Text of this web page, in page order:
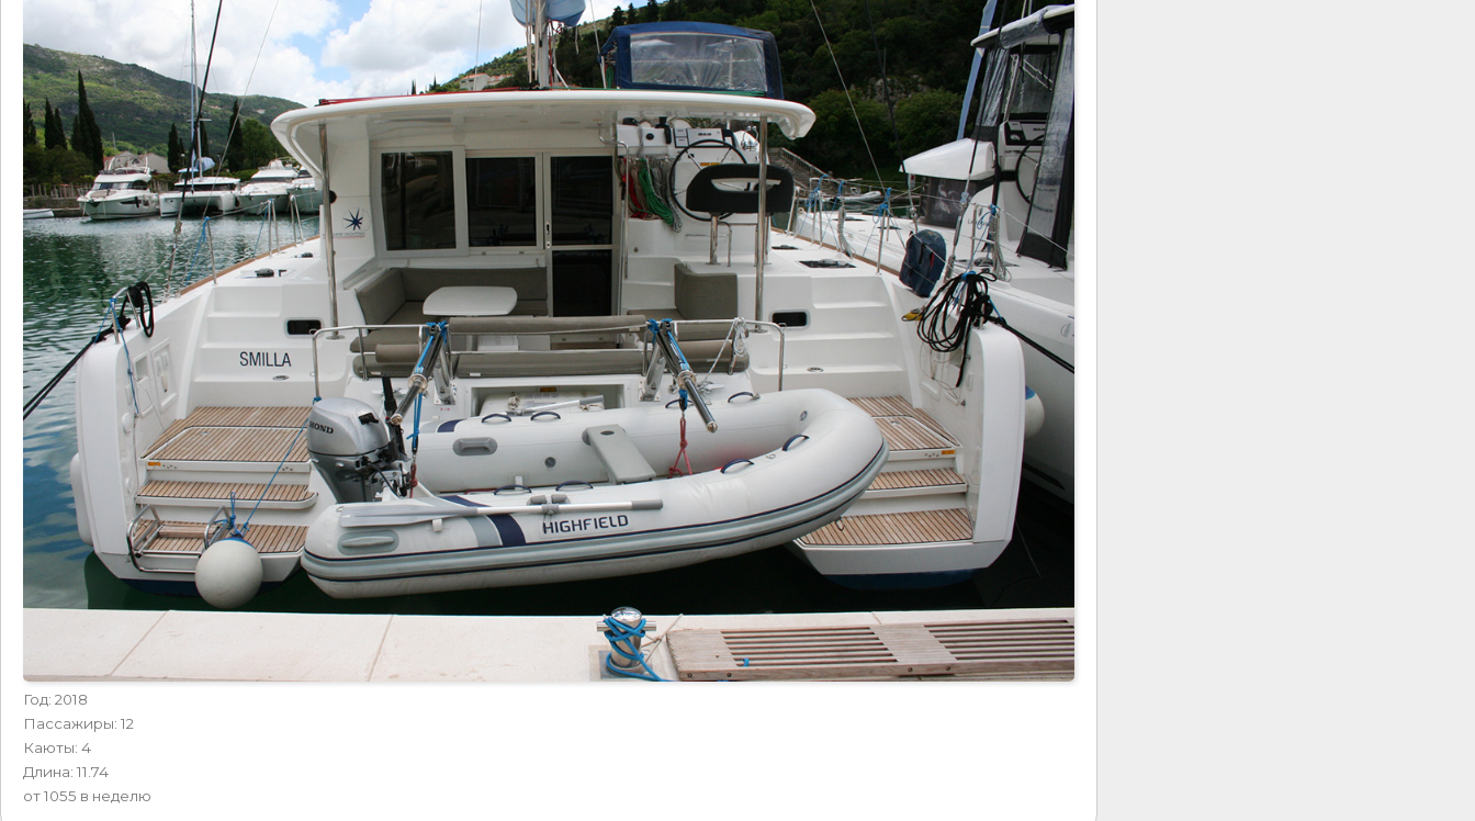
Год: 2018
Пассажиры: 12
Каюты: 4
Длина: 11.74
от 1055 в неделю